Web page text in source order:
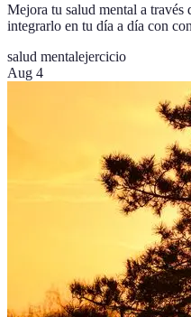
Mejora tu salud mental a través
integrarlo en tu día a día con
salud mentalejercicio
Aug 4